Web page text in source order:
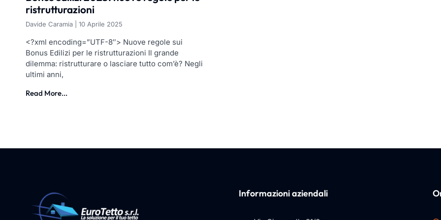
ristrutturazioni
Davide Caramia 10 Aprile 2025
<?xml encoding=”UTF-8″> Nuove regole sui
Bonus Edilizi per le ristrutturazioni Il grande
dilemma: ristrutturare o lasciare tutto com’è? Negli
ultimi anni,
Read More...
Informazioni aziendali